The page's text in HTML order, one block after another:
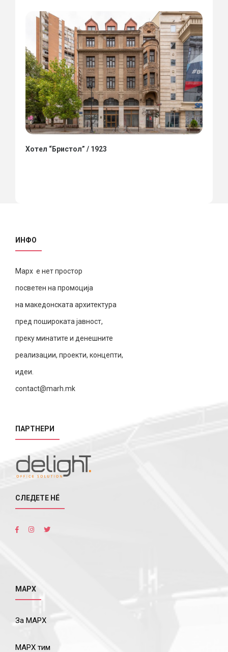
Хотел “Бристол” / 1923
ИНФО
Марх е нет простор
посветен на промоција
на македонската архитектура
пред пошироката јавност,
преку минатите и денешните
реализации, проекти, концепти,
идеи.
contact@marh.mk
ПАРТНЕРИ
СЛЕДЕТЕ НÉ
МАРХ
За МАРХ
МАРХ тим